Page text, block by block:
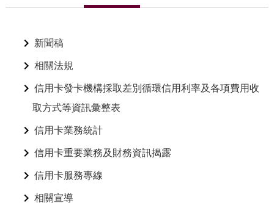
新聞稿
相關法規
信用卡發卡機構採取差別循環信用利率及各項費用收
取方式等資訊彙整表
信用卡業務統計
信用卡重要業務及財務資訊揭露
信用卡服務專線
相關宣導